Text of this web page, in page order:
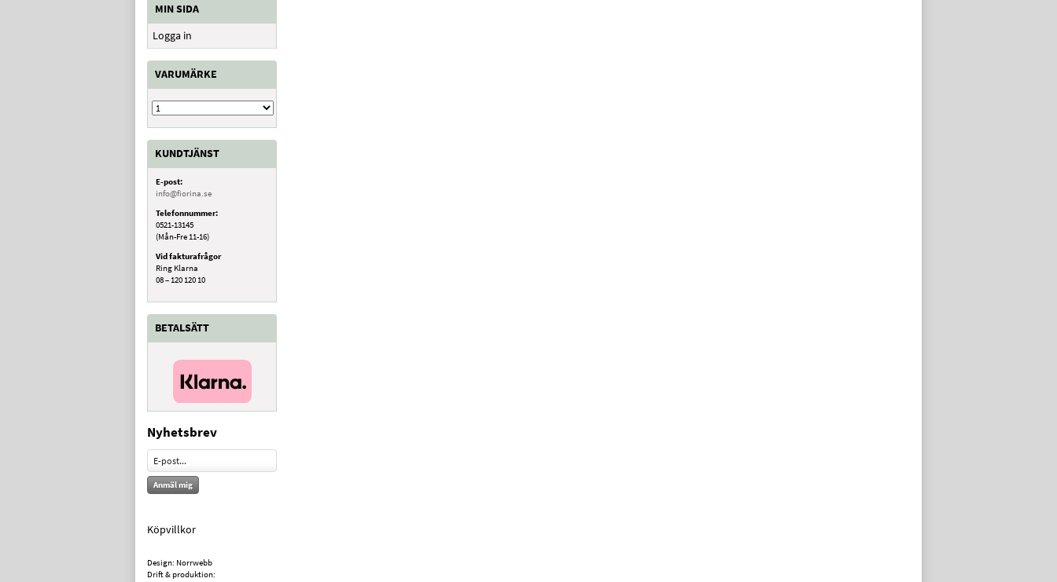
MIN SIDA
Logga in
VARUMÄRKE
KUNDTJÄNST
E-post:
info@fiorina.se
Telefonnummer:
0521-13145
(Mån-Fre 11-16)
Vid fakturafrågor
Ring Klarna
08 – 120 120 10
BETALSÄTT
Nyhetsbrev
Anmäl mig
Köpvillkor
Design: Norrwebb
Drift & produktion: